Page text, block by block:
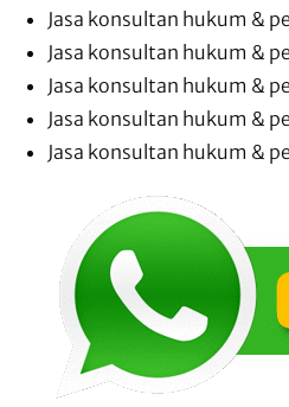
Jasa konsultan hukum &
Jasa konsultan hukum &
Jasa konsultan hukum &
Jasa konsultan hukum &
Jasa konsultan hukum &